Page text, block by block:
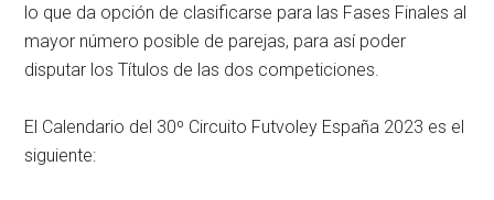
lo que da opción de clasificarse para las Fases Finales al
mayor número posible de parejas, para así poder
disputar los Títulos de las dos competiciones.
El Calendario del 30º Circuito Futvoley España 2023 es el
siguiente: